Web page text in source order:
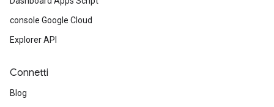
console Google Cloud
Explorer API
Connetti
Blog